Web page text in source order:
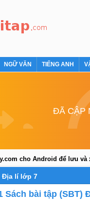
NGỮ VĂN TIẾNG ANH
ĐÃ CẬP
cho Android để lưu và
Địa lí lớp 7
Sách bài tập (SBT)